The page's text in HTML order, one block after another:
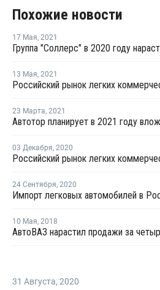
Похожие новости
17 Мая, 2021
Группа "Соллерс" в 2020 году
13 Мая, 2021
23 Марта, 2021
03 Декабря, 2020
24 Сентября, 2020
10 Мая, 2018
31 Августа, 2020